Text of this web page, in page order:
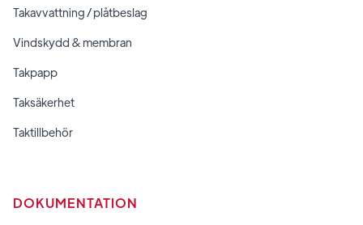
Takavvattning / plåtbeslag
Vindskydd & membran
Takpapp
Taksäkerhet
Taktillbehör
DOKUMENTATION